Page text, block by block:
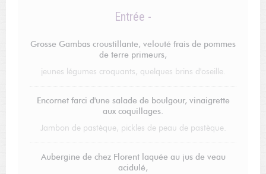
Entrée -
Grosse Gambas croustillante, velouté frais de pommes
de terre primeurs,
jeunes légumes croquants, quelques brins d'oseille.
Encornet farci d'une salade de boulgour, vinaigrette
aux coquillages.
Jambon de pastèque, pickles de peau de pastèque.
Aubergine de chez Florent laquée au jus de veau
acidulé,